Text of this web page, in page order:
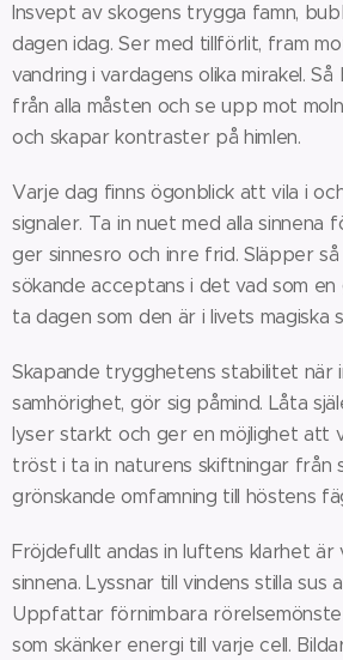
Insvept av skogens trygga famn,
dagen idag. Ser med tillförlit, fram
vandring i vardagens olika mirakel.
från alla måsten och se upp mot
och skapar kontraster på himlen.
Varje dag finns ögonblick att vila i
signaler. Ta in nuet med alla
ger sinnesro och inre frid. Släpper
sökande acceptans i det vad som en
ta dagen som den är i livets magiska
Skapande trygghetens stabilitet när
samhörighet, gör sig påmind. Låta
lyser starkt och ger en möjlighet att
tröst i ta in naturens skiftningar från
grönskande omfamning till höstens
Fröjdefullt andas in luftens klarhet
sinnena. Lyssnar till vindens stilla sus
Uppfattar förnimbara
som skänker energi till varje cell.